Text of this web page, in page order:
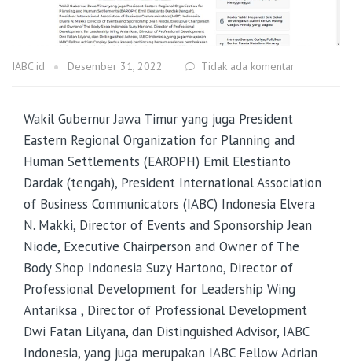
IABC id Desember 31, 2022 Tidak ada komentar
Wakil Gubernur Jawa Timur yang juga President
Eastern Regional Organization for Planning and
Human Settlements (EAROPH) Emil Elestianto
Dardak (tengah), President International Association
of Business Communicators (IABC) Indonesia Elvera
N. Makki, Director of Events and Sponsorship Jean
Niode, Executive Chairperson and Owner of The
Body Shop Indonesia Suzy Hartono, Director of
Professional Development for Leadership Wing
Antariksa , Director of Professional Development
Dwi Fatan Lilyana, dan Distinguished Advisor, IABC
Indonesia, yang juga merupakan IABC Fellow Adrian